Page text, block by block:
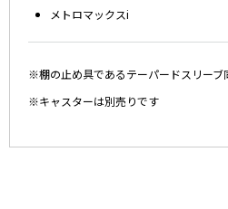
メトロマックスi
※棚の止め具であるテーパードスリーブ
※キャスターは別売りです